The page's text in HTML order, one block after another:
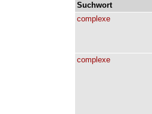
Suchwort
complexe
complexe